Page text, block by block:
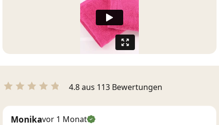
4.8 aus 113 Bewertungen
Monikavor 1 Monat